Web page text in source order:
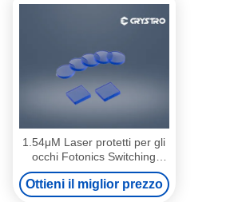
1.54μM Laser protetti per gli
occhi Fotonics Switching
Magnesium Spinel MgAl2O4
Ottieni il miglior prezzo